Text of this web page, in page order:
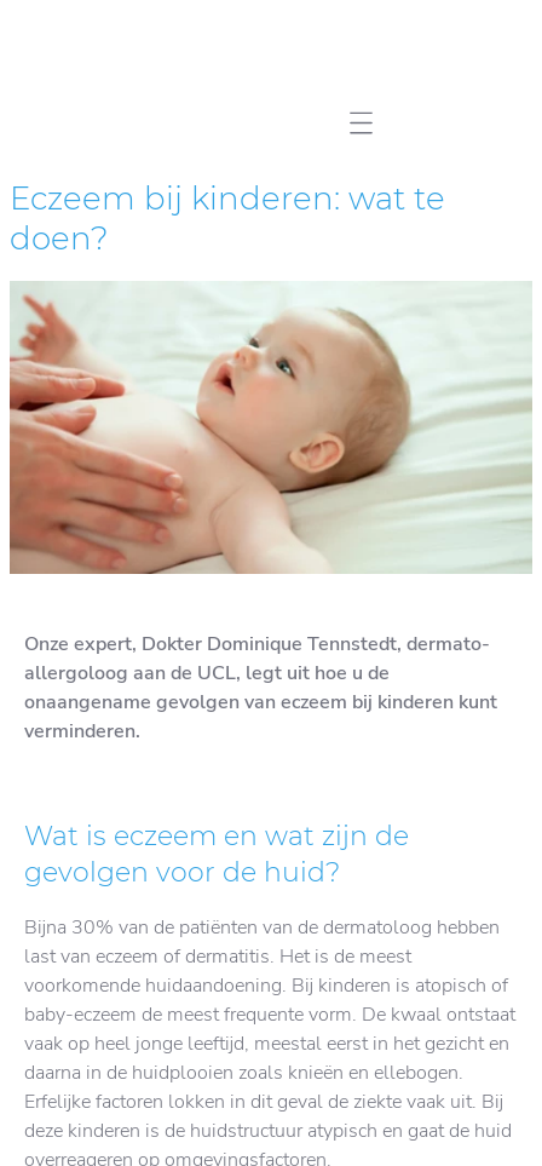
Mobile navigation
Eczeem bij kinderen: wat te
doen?
Onze expert, Dokter Dominique Tennstedt, dermato-
allergoloog aan de UCL, legt uit hoe u de
onaangename gevolgen van eczeem bij kinderen kunt
verminderen.
Wat is eczeem en wat zijn de
gevolgen voor de huid?
Bijna 30% van de patiënten van de dermatoloog hebben
last van eczeem of dermatitis. Het is de meest
voorkomende huidaandoening. Bij kinderen is atopisch of
baby-eczeem de meest frequente vorm. De kwaal ontstaat
vaak op heel jonge leeftijd, meestal eerst in het gezicht en
daarna in de huidplooien zoals knieën en ellebogen.
Erfelijke factoren lokken in dit geval de ziekte vaak uit. Bij
deze kinderen is de huidstructuur atypisch en gaat de huid
overreageren op omgevingsfactoren.